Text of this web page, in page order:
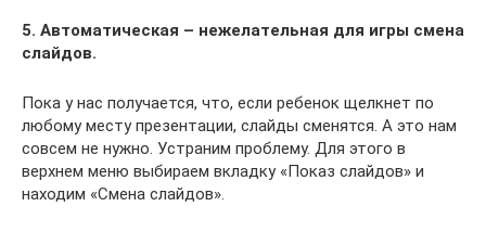
5. Автоматическая – нежелательная для игры смена
слайдов.
Пока у нас получается, что, если ребенок щелкнет по
любому месту презентации, слайды сменятся. А это нам
совсем не нужно. Устраним проблему. Для этого в
верхнем меню выбираем вкладку «Показ слайдов» и
находим «Смена слайдов».